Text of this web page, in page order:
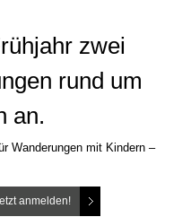
zwei
rund um
an.
Wanderungen mit Kindern –
anmelden!